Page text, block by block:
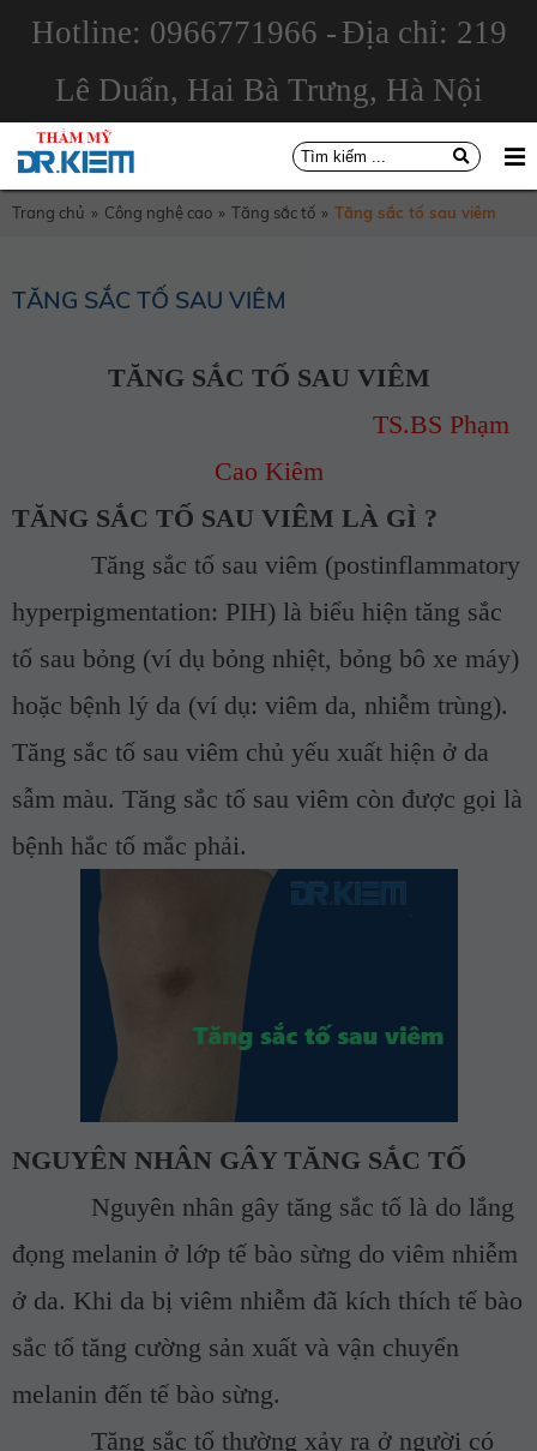
Hotline: 0966771966 - Địa chỉ: 219
Lê Duẩn, Hai Bà Trưng, Hà Nội
Trang chủ » Công nghệ cao » Tăng sắc tố » Tăng sắc tố sau viêm
TĂNG SẮC TỐ SAU VIÊM
TĂNG SẮC TỐ SAU VIÊM
TS.BS Phạm
Cao Kiêm
TĂNG SẮC TỐ SAU VIÊM LÀ GÌ ?
Tăng sắc tố sau viêm (postinflammatory
hyperpigmentation: PIH) là biểu hiện tăng sắc
tố sau bỏng (ví dụ bỏng nhiệt, bỏng bô xe máy)
hoặc bệnh lý da (ví dụ: viêm da, nhiễm trùng).
Tăng sắc tố sau viêm chủ yếu xuất hiện ở da
sẫm màu. Tăng sắc tố sau viêm còn được gọi là
bệnh hắc tố mắc phải.
NGUYÊN NHÂN GÂY TĂNG SẮC TỐ
Nguyên nhân gây tăng sắc tố là do lắng
đọng melanin ở lớp tế bào sừng do viêm nhiễm
ở da. Khi da bị viêm nhiễm đã kích thích tế bào
sắc tố tăng cường sản xuất và vận chuyển
melanin đến tế bào sừng.
Tăng sắc tố thường xảy ra ở người có